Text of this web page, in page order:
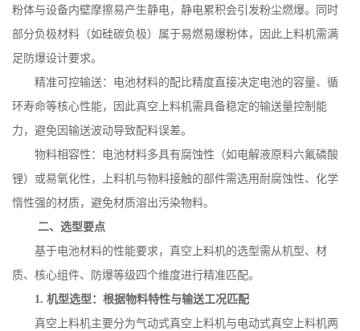
粉体与设备内壁摩擦易产生静电，静电累积会引发粉尘燃爆。同时
部分负极材料（如硅碳负极）属于易燃易爆粉体，因此上料机需满
足防爆设计要求。
精准可控输送：电池材料的配比精度直接决定电池的容量、循
环寿命等核心性能，因此真空上料机需具备稳定的输送量控制能
力，避免因输送波动导致配料误差。
物料相容性：电池材料多具有腐蚀性（如电解液原料六氟磷酸
锂）或易氧化性，上料机与物料接触的部件需选用耐腐蚀性、化学
惰性强的材质，避免材质溶出污染物料。
二、选型要点
基于电池材料的性能要求，真空上料机的选型需从机型、材
质、核心组件、防爆等级四个维度进行精准匹配。
1.机型选型：根据物料特性与输送工况匹配
真空上料机主要分为气动式真空上料机与电动式真空上料机两